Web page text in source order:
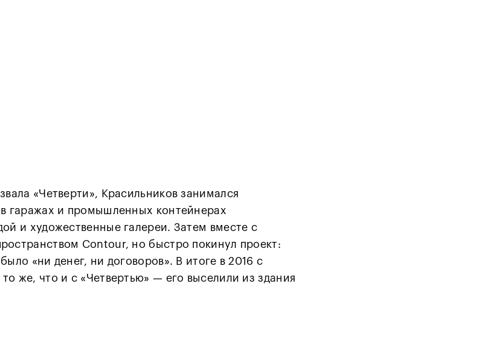
«Четверти», Красильников занимался
гаражах и промышленных контейнерах
и художественные галереи. Затем вместе с
Contour, но быстро покинул проект:
«ни денег, ни договоров». В итоге в 2016 с
же, что и с «Четвертью» — его выселили из здания